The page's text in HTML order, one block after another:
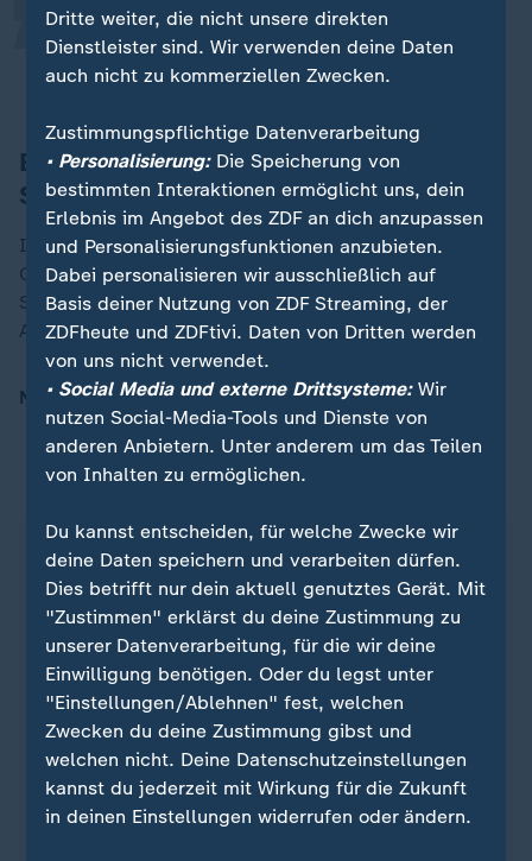
Das war einfach weltklasse!
Stephanie Marx, Bundestrainerin Synchronschwimmen
Erstes EM-Einzel-Gold im
Synchronschwimmen für DSV
In der Geschichte war es das insgesamt zweite EM-
Gold für den Deutschen Schwimm-Verband (DSV) im
Synchronschwimmen, im Vorjahr hatte das Team in der
Acrobatic Routine triumphiert.
Noch mehr Schwimmerfolge:
ZDFsportstudio auf WhatsApp
Quelle: Reuters
Dritte weiter, die nicht unsere direkten
Dienstleister sind. Wir verwenden deine Daten
auch nicht zu kommerziellen Zwecken.
Zustimmungspflichtige Datenverarbeitung
• Personalisierung:Die Speicherung von
bestimmten Interaktionen ermöglicht uns, dein
Erlebnis im Angebot des ZDF an dich anzupassen
und Personalisierungsfunktionen anzubieten.
Dabei personalisieren wir ausschließlich auf
Basis deiner Nutzung von ZDF Streaming, der
ZDFheute und ZDFtivi. Daten von Dritten werden
von uns nicht verwendet.
• Social Media und externe Drittsysteme:Wir
nutzen Social-Media-Tools und Dienste von
anderen Anbietern. Unter anderem um das Teilen
von Inhalten zu ermöglichen.
Du kannst entscheiden, für welche Zwecke wir
deine Daten speichern und verarbeiten dürfen.
Dies betrifft nur dein aktuell genutztes Gerät. Mit
"Zustimmen" erklärst du deine Zustimmung zu
unserer Datenverarbeitung, für die wir deine
Einwilligung benötigen. Oder du legst unter
"Einstellungen/Ablehnen" fest, welchen
Zwecken du deine Zustimmung gibst und
welchen nicht. Deine Datenschutzeinstellungen
kannst du jederzeit mit Wirkung für die Zukunft
in deinen Einstellungen widerrufen oder ändern.